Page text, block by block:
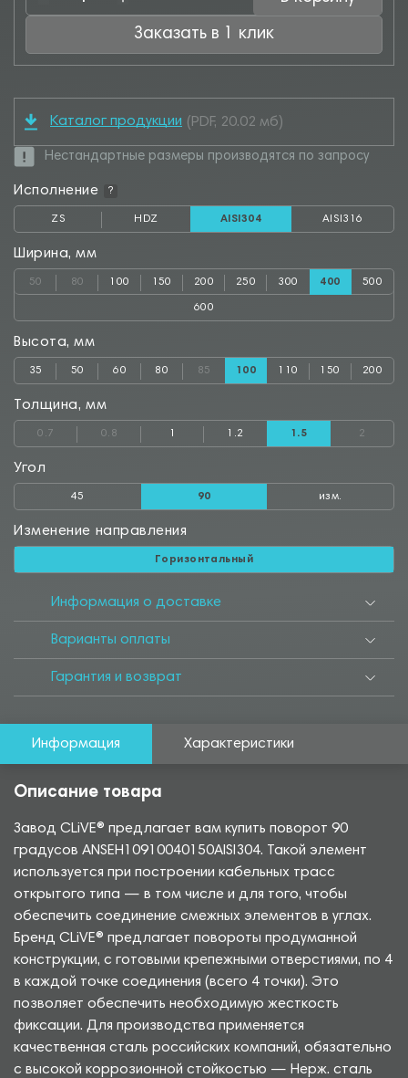
Заказать в 1 клик
Каталог продукции (PDF, 20.02 мб)
Нестандартные размеры производятся по запросу
Исполнение ?
ZS HDZ AISI304 AISI316
Ширина, мм
50 80 100 150 200 250 300 400 500
600
Высота, мм
35 50 60 80 85 100 110 150 200
Толщина, мм
0.7 0.8 1.2 1.5 2
Угол
45 90 изм.
Изменение направления
Горизонтальный
Информация о доставке
Варианты оплаты
Гарантия и возврат
Информация Характеристики
Описание товара
Завод CLiVE® предлагает вам купить поворот 90
градусов ANSEH10910040150AISI304. Такой элемент
используется при построении кабельных трасс
открытого типа — в том числе и для того, чтобы
обеспечить соединение смежных элементов в углах.
Бренд CLiVE® предлагает повороты продуманной
конструкции, с готовыми крепежными отверстиями, по 4
в каждой точке соединения (всего 4 точки). Это
позволяет обеспечить необходимую жесткость
фиксации. Для производства применяется
качественная сталь российских компаний, обязательно
с высокой коррозионной стойкостью — Нерж. сталь